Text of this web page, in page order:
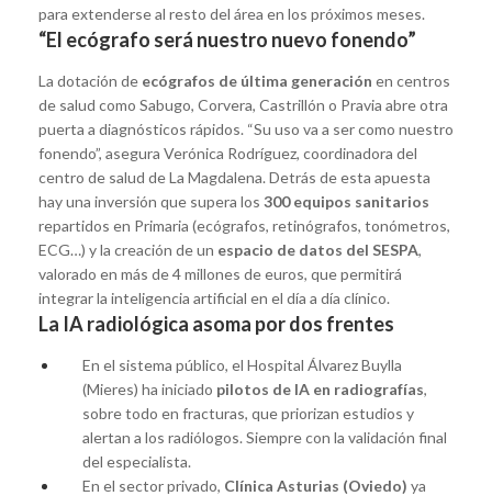
para extenderse al resto del área en los próximos meses.
“El ecógrafo será nuestro nuevo fonendo”
La dotación de ecógrafos de última generación en centros
de salud como Sabugo, Corvera, Castrillón o Pravia abre otra
puerta a diagnósticos rápidos. “Su uso va a ser como nuestro
fonendo”, asegura Verónica Rodríguez, coordinadora del
centro de salud de La Magdalena. Detrás de esta apuesta
hay una inversión que supera los 300 equipos sanitarios
repartidos en Primaria (ecógrafos, retinógrafos, tonómetros,
ECG…) y la creación de un espacio de datos del SESPA,
valorado en más de 4 millones de euros, que permitirá
integrar la inteligencia artificial en el día a día clínico.
La IA radiológica asoma por dos frentes
En el sistema público, el Hospital Álvarez Buylla
(Mieres) ha iniciado pilotos de IA en radiografías,
sobre todo en fracturas, que priorizan estudios y
alertan a los radiólogos. Siempre con la validación final
del especialista.
En el sector privado, Clínica Asturias (Oviedo) ya